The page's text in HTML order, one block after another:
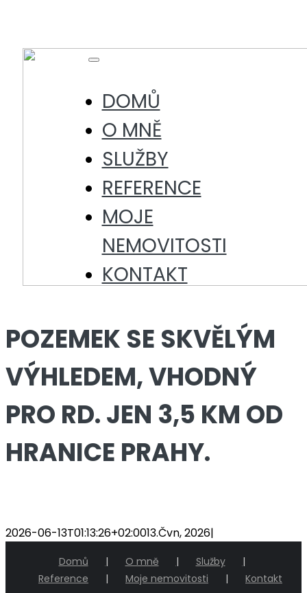
content
Toggle
DOMŮ
O MNĚ
SLUŽBY
REFERENCE
MOJE
NEMOVITOSTI
KONTAKT
POZEMEK SE SKVĚLÝM
VÝHLEDEM, VHODNÝ
PRO RD. JEN 3,5 KM OD
HRANICE PRAHY.
2026-06-13T01:13:26+02:0013.Čvn, 2026|
Domů O mně
Služby
Reference
Moje nemovitosti Kontakt